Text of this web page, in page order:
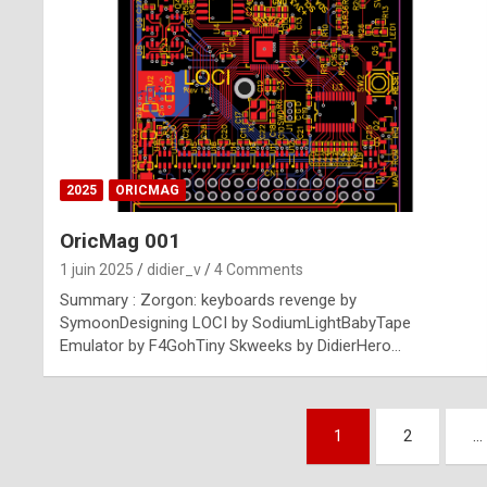
2025 ORICMAG
OricMag 001
1 juin 2025 didier_v 4 Comments
Summary : Zorgon: keyboards revenge by
SymoonDesigning LOCI by SodiumLightBabyTape
Emulator by F4GohTiny Skweeks by DidierHero…
1 2 …